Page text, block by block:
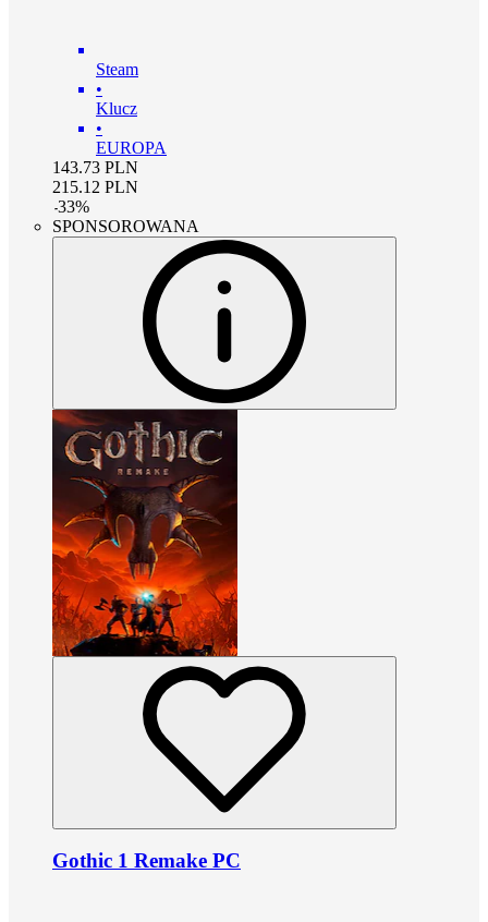
Steam
•
Klucz
•
EUROPA
143.73 PLN
215.12 PLN
-33%
SPONSOROWANA
Gothic 1 Remake PC